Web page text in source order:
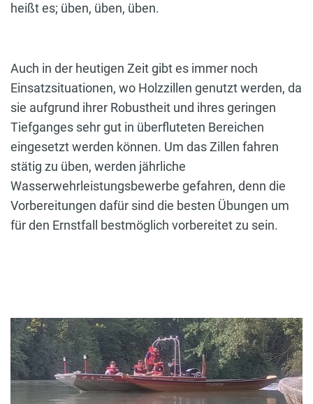
heißt es; üben, üben, üben.
Auch in der heutigen Zeit gibt es immer noch
Einsatzsituationen, wo Holzzillen genutzt werden, da
sie aufgrund ihrer Robustheit und ihres geringen
Tiefganges sehr gut in überfluteten Bereichen
eingesetzt werden können. Um das Zillen fahren
stätig zu üben, werden jährliche
Wasserwehrleistungsbewerbe gefahren, denn die
Vorbereitungen dafür sind die besten Übungen um
für den Ernstfall bestmöglich vorbereitet zu sein.